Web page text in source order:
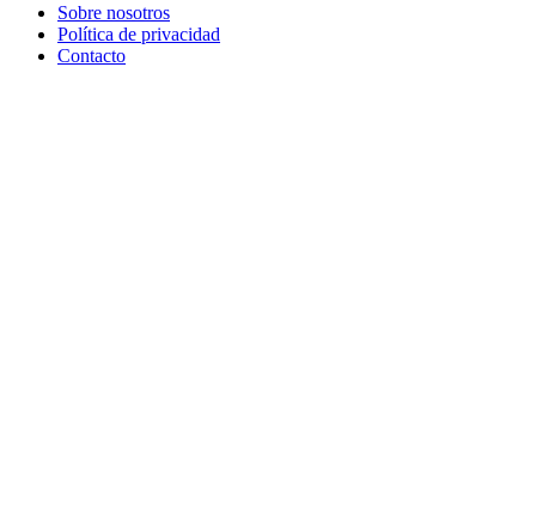
Sobre nosotros
Política de privacidad
Contacto